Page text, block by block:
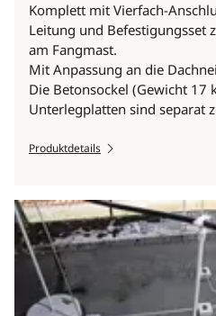
Komplett mit Vierfach-
Leitung und Befestigungsset
am Fangmast.
Mit Anpassung an die
Die Betonsockel (Gewicht 17
Unterlegplatten sind separat
Produktdetails